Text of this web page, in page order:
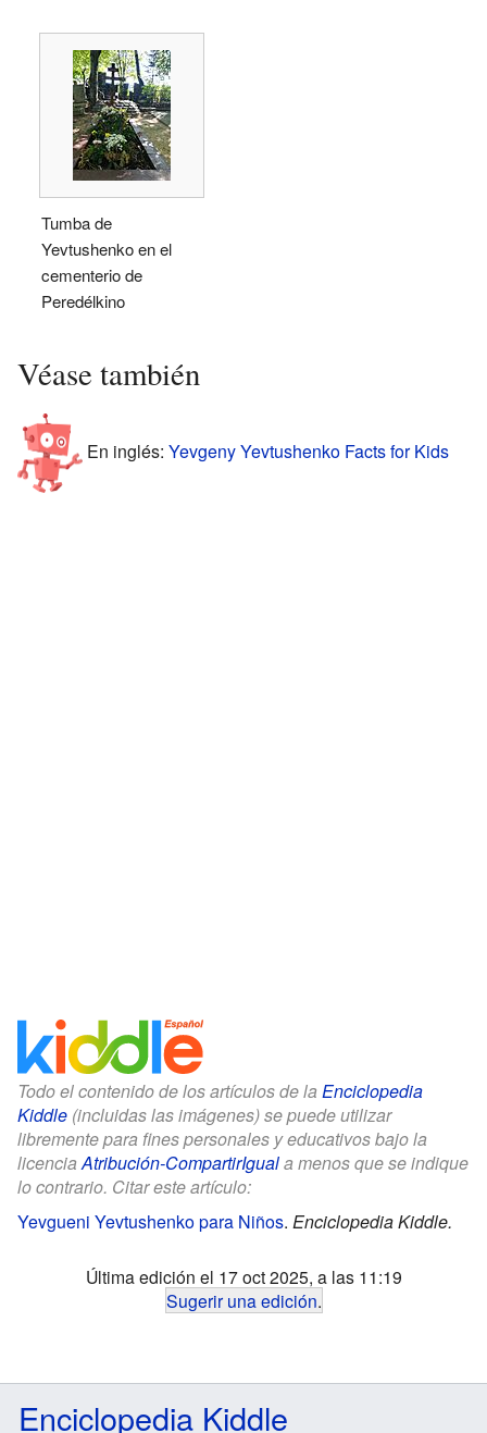
Tumba de
Yevtushenko en el
cementerio de
Peredélkino
Véase también
En inglés: Yevgeny Yevtushenko Facts for Kids
Todo el contenido de los artículos de la Enciclopedia
Kiddle (incluidas las imágenes) se puede utilizar
libremente para fines personales y educativos bajo la
licenciaAtribución-CompartirIguala menos que se indique
lo contrario. Citar este artículo:
Yevgueni Yevtushenko para Niños. Enciclopedia Kiddle.
Última edición el 17 oct 2025, a las 11:19
Sugerir una edición.
Enciclopedia Kiddle